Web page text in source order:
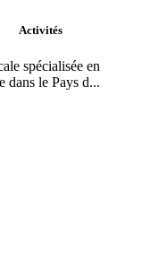
Activités
spécialisée en
dans le Pays d...